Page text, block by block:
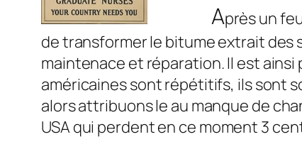
Après un
de transformer le bitume extrait des
maintenace et réparation. Il est ainsi
américaines sont répétitifs, ils sont
alors attribuons le au manque de
USA qui perdent en ce moment 3